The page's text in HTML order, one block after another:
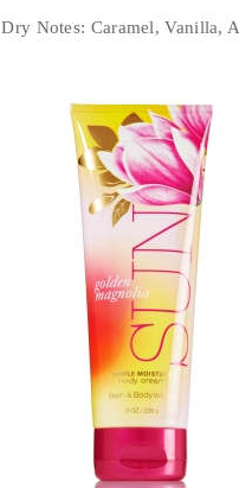
Dry Notes: Caramel, Vanilla,